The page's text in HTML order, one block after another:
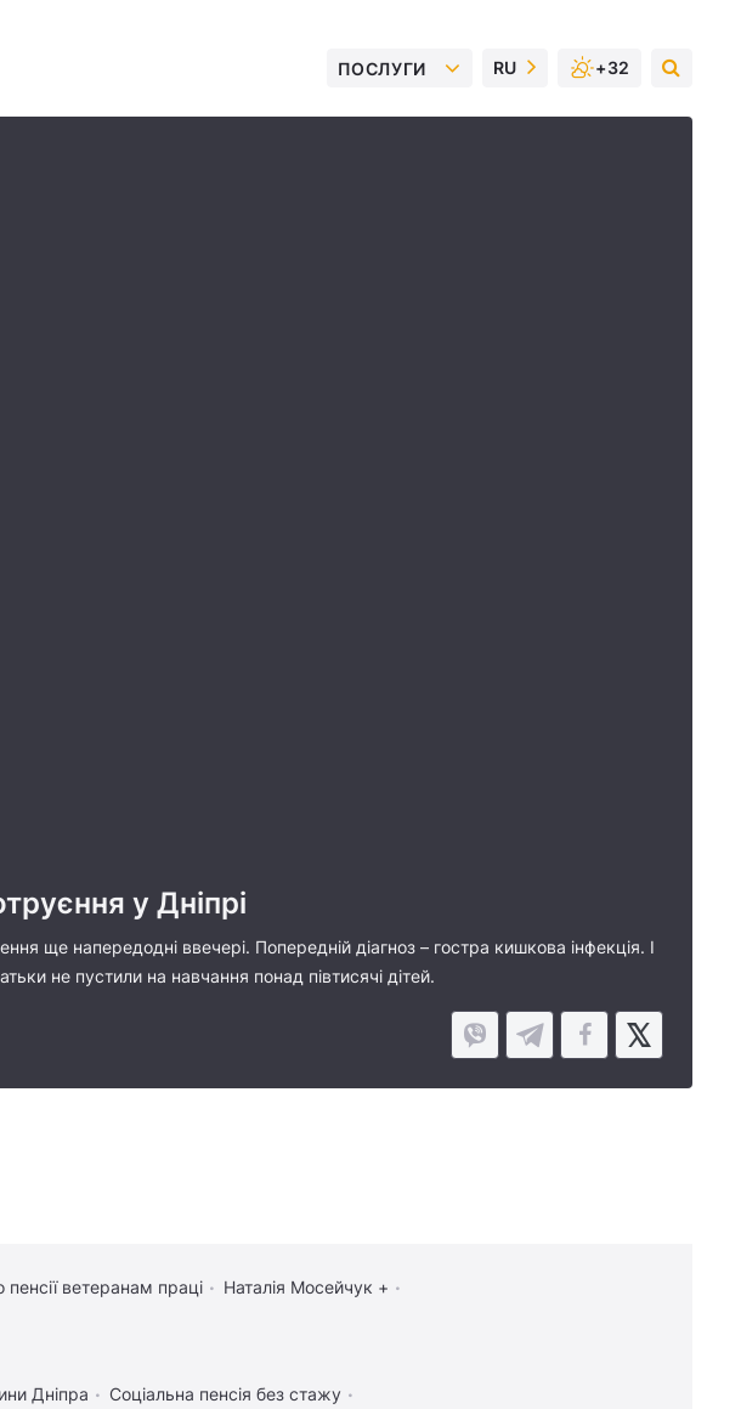
ПОСЛУГИ RU +32
у Дніпрі
ще напередодні ввечері. Попередній діагноз – гостра кишкова інфекція. І
не пустили на навчання понад півтисячі дітей.
ветеранам праці
Наталія Мосейчук +
Дніпра
Соціальна пенсія без стажу